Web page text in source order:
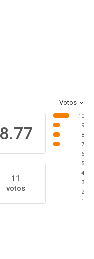
Votos
8.77
11
votos
10
9
8
7
6
5
4
3
2
1